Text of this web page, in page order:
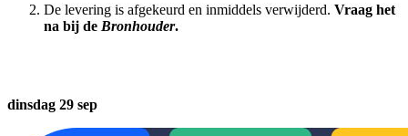
De levering is afgekeurd en inmiddels verwijderd. Vraag het
na bij de Bronhouder.
dinsdag 29 sep